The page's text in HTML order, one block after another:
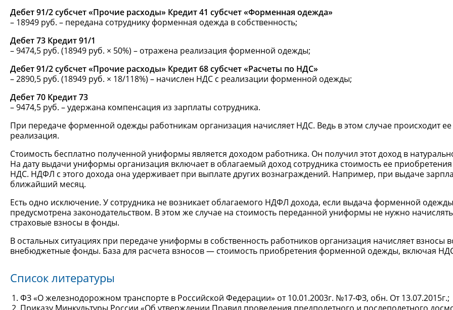
Дебет 91/2 субсчет «Прочие расходы» Кредит 41 субсчет «Форменная одежда»
– 18949 руб. – передана сотруднику форменная одежда в собственность;
Дебет 73 Кредит 91/1
– 9474,5 руб. (18949 руб. × 50%) – отражена реализация форменной одежды;
Дебет 91/2 субсчет «Прочие расходы» Кредит 68 субсчет «Расчеты по НДС»
– 2890,5 руб. (18949 руб. × 18/118%) – начислен НДС с реализации форменной одежды;
Дебет 70 Кредит 73
– 9474,5 руб. – удержана компенсация из зарплаты сотрудника.
При передаче форменной одежды работникам организация начисляет НДС. Ведь в этом случае происходит ее
реализация.
Стоимость бесплатно полученной униформы является доходом работника. Он получил этот доход в
На дату выдачи униформы организация включает в облагаемый доход сотрудника стоимость ее
НДС. НДФЛ с этого дохода она удерживает при выплате других вознаграждений. Например, при выдаче
ближайший месяц.
Есть одно исключение. У сотрудника не возникает облагаемого НДФЛ дохода, если выдача форменной одежды
предусмотрена законодательством. В этом же случае на стоимость переданной униформы не нужно начислять
страховые взносы в фонды.
В остальных ситуациях при передаче униформы в собственность работников организация начисляет взносы
внебюджетные фонды. База для расчета взносов — стоимость приобретения форменной одежды, включая
Список литературы
ФЗ «О железнодорожном транспорте в Российской Федерации» от 10.01.2003г. №17-ФЗ, обн. От 13.07.2015г.;